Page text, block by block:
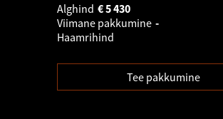
Alghind
5 430
€
Viimane pakkumine -
Haamrihind
Tee pakkumine